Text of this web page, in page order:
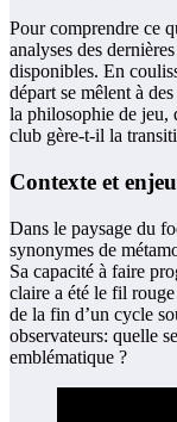
Pour comprendre ce
analyses des
disponibles. En
départ se mêlent à
la philosophie de jeu,
club gère-t-il la
Contexte et
Dans le paysage du
synonymes de
Sa capacité à faire
claire a été le fil rouge
de la fin d’un cycle
observateurs: quelle
emblématique ?